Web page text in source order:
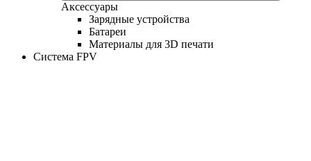
Аксессуары
Зарядные устройства
Батареи
Материалы для 3D печати
Система FPV